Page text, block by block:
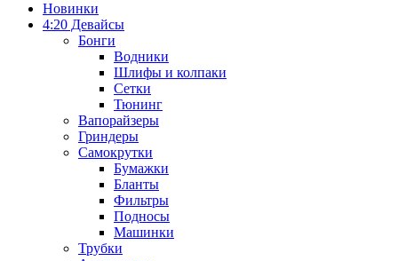
Новинки
4:20 Девайсы
Бонги
Водники
Шлифы и колпаки
Сетки
Тюнинг
Вапорайзеры
Гриндеры
Самокрутки
Бумажки
Бланты
Фильтры
Подносы
Машинки
Трубки